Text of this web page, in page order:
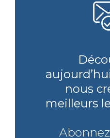
nous
meilleurs